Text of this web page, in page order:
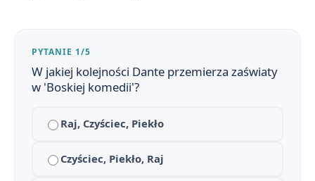
PYTANIE 1/5
W jakiej kolejności Dante przemierza zaświaty
w 'Boskiej komedii'?
Raj, Czyściec, Piekło
Czyściec, Piekło, Raj